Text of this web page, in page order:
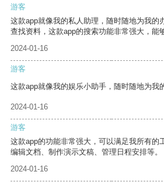
游客
这款app就像我的私人助理，随时随地为我的
查找资料，这款app的搜索功能非常强大，能
2024-01-16
游客
这款app就像我的娱乐小助手，随时随地为我
2024-01-16
游客
这款app的功能非常强大，可以满足我所有的
编辑文档、制作演示文稿、管理日程安排等。
2024-01-16